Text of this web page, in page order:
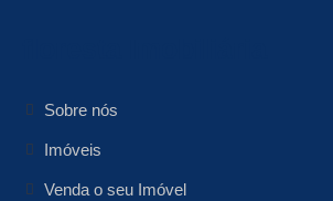
Sobre nós
Imóveis
Venda o seu Imóvel